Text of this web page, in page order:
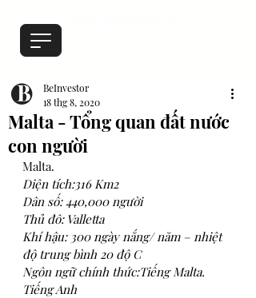
Malta - Tổng quan đất nước
con người
BeInvestor
18 thg 8, 2020
Malta.
Diện tích:316 Km2
Dân số: 440,000 người
Thủ đô: Valletta
Khí hậu: 300 ngày nắng/ năm – nhiệt
độ trung bình 20 độ C
Ngôn ngữ chính thức:Tiếng Malta.
Tiếng Anh